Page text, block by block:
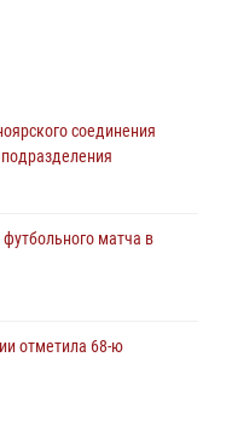
Росгвардии
соединения
отметила 68-ю
задержан
соединения
матча в
отметила 68-ю